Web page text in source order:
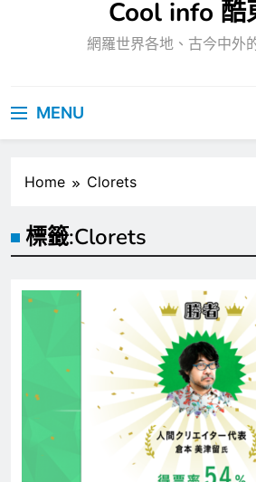
Cool info 酷
網羅世界各地、古今中外
MENU
Home Clorets
標籤:Clorets